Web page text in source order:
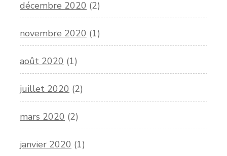
décembre 2020 (2)
novembre 2020 (1)
août 2020 (1)
juillet 2020 (2)
mars 2020 (2)
janvier 2020 (1)